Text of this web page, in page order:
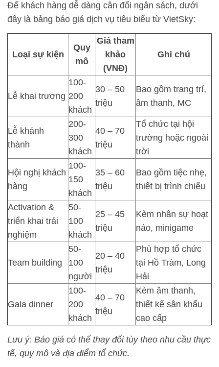
Để khách hàng dễ dàng cân đối ngân sách, dưới
đây là bảng báo giá dịch vụ tiêu biểu từ VietSky:
Loại sự kiện
Quy
mô
Giá tham
khảo
(VNĐ)
Ghi chú
Lễ khai trương
100-
200
khách
30 – 50
triệu
Bao gồm trang trí,
âm thanh, MC
Lễ khánh
thành
200-
300
khách
40 – 70
triệu
Tổ chức tại hội
trường hoặc ngoài
trời
Hội nghị khách
hàng
100-
150
khách
35 – 60
triệu
Bao gồm tiệc nhẹ,
thiết bị trình chiếu
Activation &
triển khai trải
nghiệm
50-
100
khách
25 – 45
triệu
Kèm nhân sự hoạt
náo, minigame
Team building
50-
100
người
20 – 40
triệu
Phù hợp tổ chức
tại Hồ Tràm, Long
Hải
Gala dinner
100-
200
khách
40 – 70
triệu
Kèm âm thanh,
thiết kế sân khấu
cao cấp
Lưu ý: Báo giá có thể thay đổi tùy theo nhu cầu thực
tế, quy mô và địa điểm tổ chức.